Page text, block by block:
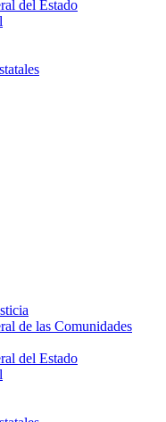
del Estado
de las Comunidades
del Estado